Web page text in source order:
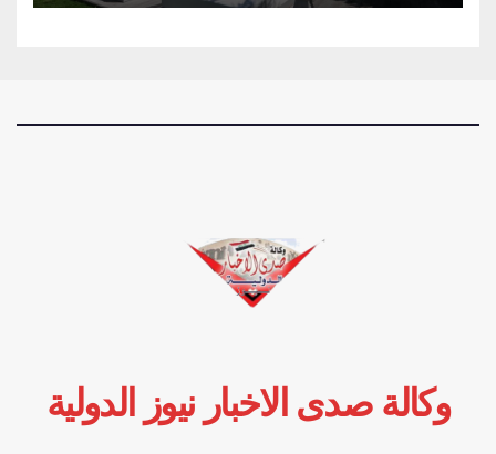
وكالة صدى الاخبار نيوز الدولية